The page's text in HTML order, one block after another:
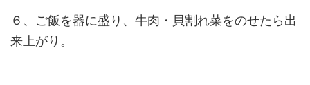
６、ご飯を器に盛り、牛肉・貝割れ菜をのせたら出
来上がり。